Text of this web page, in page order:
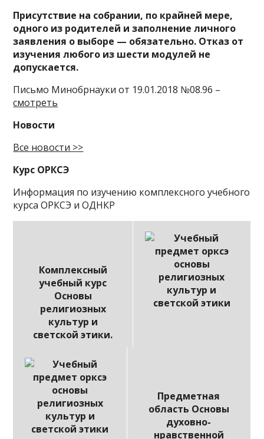
Присутствие на собрании, по крайней мере,
одного из родителей и заполнение личного
заявления о выборе — обязательно. Отказ от
изучения любого из шести модулей не
допускается.
Письмо Минобрнауки от 19.01.2018 №08.96 –
смотреть
Новости
Все новости >>
Курс ОРКСЭ
Информация по изучению комплексного учебного
курса ОРКСЭ и ОДНКР
Комплексный
учебный курс
Основы
религиозных
культур и
светской этики.
Предметная
область Основы
духовно-
нравственной